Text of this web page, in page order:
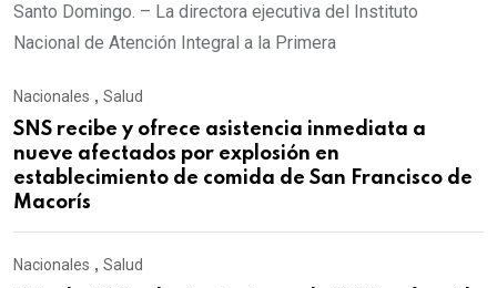
Santo Domingo. – La directora ejecutiva del Instituto
Nacional de Atención Integral a la Primera
Nacionales , Salud
SNS recibe y ofrece asistencia inmediata a
nueve afectados por explosión en
establecimiento de comida de San Francisco de
Macorís
Nacionales , Salud